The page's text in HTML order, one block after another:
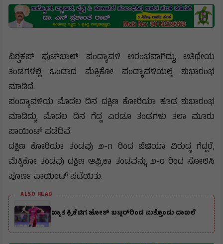
ವಿಶ್ವಕಪ್ ಫುಟ್‌ಬಾಲ್ ಪಂದ್ಯಾವಳಿ ಆರಂಭವಾಗಿದ್ದು, ಆತಿಥೇಯ
ತಂಡಗಳಲ್ಲಿ ಒಂದಾದ ಮೆಕ್ಸಿಕೋ ಪಂದ್ಯಾವಳಿಯಲ್ಲಿ ಶುಭಾರಂಭ
ಮಾಡಿದೆ.
ಪಂದ್ಯಾವಳಿಯ ಮೊದಲ ದಿನ ದಕ್ಷಿಣ ಕೋರಿಯಾ ಕೂಡ ಶುಭಾರಂಭ
ಮಾಡಿದ್ದು, ಮೊದಲ ದಿನ ಗೆದ್ದ ಎರಡೂ ತಂಡಗಳು ತಲಾ ಮೂರು
ಪಾಯಿಂಟ್ ಪಡೆದಿವೆ.
ದಕ್ಷಿಣ ಕೋರಿಯಾ ತಂಡವು ೨-೧ ರಿಂದ ಜೆಚಿಯಾ ವಿರುದ್ಧ ಗೆದ್ದರೆ,
ಮೆಕ್ಸಿಕೋ ತಂಡವು ದಕ್ಷಿಣ ಆಫ್ರಿಕಾ ತಂಡವನ್ನು ೨-೦ ರಿಂದ ಸೋಲಿಸಿ
ಪೂರ್ಣ ಪಾಯಿಂಟ್ ಪಡೆಯಿತು.
ALSO READ
ಖ್ಯಾತ ಕ್ರಿಕೆಟಿಗ ಜೋಶ್ ಬಟ್ಲರ್‌ರಿಂದ ಮತ್ತೊಂದು ದಾಖಲೆ